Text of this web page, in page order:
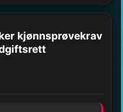
kjønnsprøvekrav